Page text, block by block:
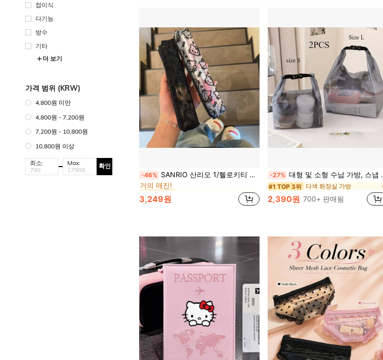
접이식
다기능
방수
기타
더 보기
가격 범위 (KRW)
4,800원 미만
4,800원 - 7,200원
7,200원 - 10,800원
10,800원 이상
최소: Max: 확인
-46% SANRIO 산리오 1/헬로키티 귀여운 메쉬 펠트 지갑, 휴대용 소용량, 화장품 보관 및 정리 가방. 휴일 파티, 생일 선물, 발렌타인데이, 결혼식, 여행 액세서리, 댄스, 프롬, 개학 시즌, 졸업 시즌 및 모든 계절에 완벽한 선물 선택입니다
#2 TOP 3위 에서 선물 여행 스토리지
거의 매진!
#2 TOP 3위
거의 매진!
#2 TOP 3위
거의 매진!
#2 TOP 3위 에서 선물 여행 스토리지
3,249원
-27% 대형 및 소형 수납 가방, 스냅 클로저 - 휴대용, 여행 정리함, 접이식, 조절 가능한 크기, 건습 분리, 체육관 및 야외 여행에 적합, 대학 기숙사 필수품
#1 TOP 3위 다색 화장실 가방
2,390원 700+ 판매됨